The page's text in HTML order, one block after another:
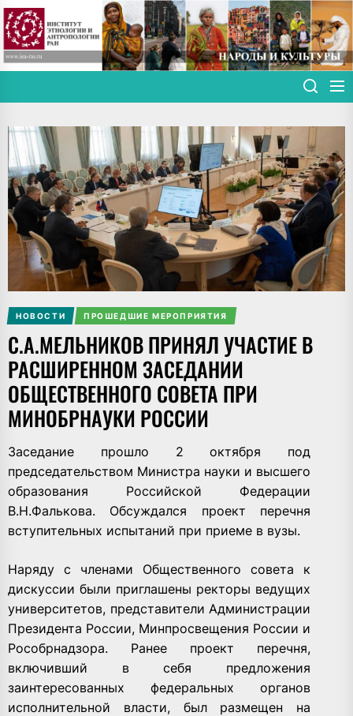
Skip
to
the
content
НОВОСТИ ПРОШЕДШИЕ МЕРОПРИЯТИЯ
С.А.МЕЛЬНИКОВ ПРИНЯЛ УЧАСТИЕ В
РАСШИРЕННОМ ЗАСЕДАНИИ
ОБЩЕСТВЕННОГО СОВЕТА ПРИ
МИНОБРНАУКИ РОССИИ
Заседание прошло 2 октября под
председательством Министра науки и высшего
образования Российской Федерации
В.Н.Фалькова. Обсуждался проект перечня
вступительных испытаний при приеме в вузы.
Наряду с членами Общественного совета к
дискуссии были приглашены ректоры ведущих
университетов, представители Администрации
Президента России, Минпросвещения России и
Рособрнадзора. Ранее проект перечня,
включивший в себя предложения
заинтересованных федеральных органов
исполнительной власти, был размещен на